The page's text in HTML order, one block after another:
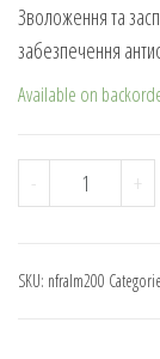
Зволоження та
забезпечення
Available on
- Nefertiti.+
SKU: nfralm200